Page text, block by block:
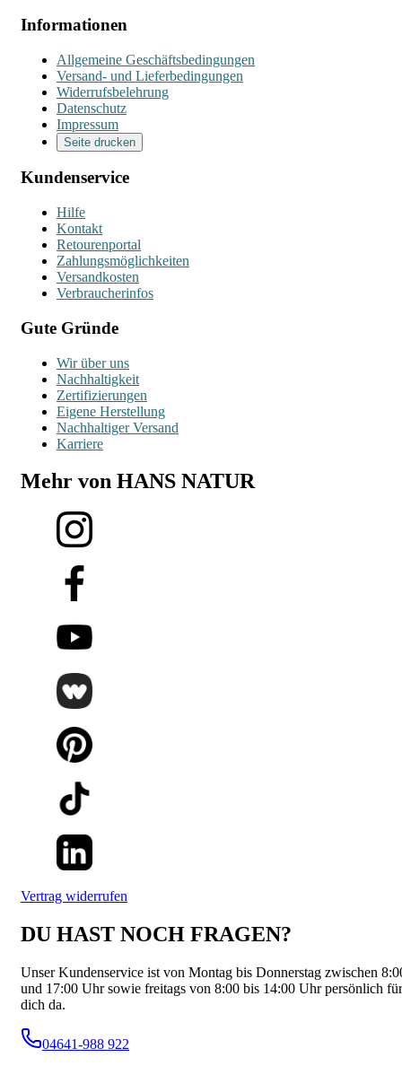
Informationen
Allgemeine Geschäftsbedingungen
Versand- und Lieferbedingungen
Widerrufsbelehrung
Datenschutz
Impressum
Seite drucken
Kundenservice
Hilfe
Kontakt
Retourenportal
Zahlungsmöglichkeiten
Versandkosten
Verbraucherinfos
Gute Gründe
Wir über uns
Nachhaltigkeit
Zertifizierungen
Eigene Herstellung
Nachhaltiger Versand
Karriere
Mehr von HANS NATUR
Vertrag widerrufen
DU HAST NOCH FRAGEN?
Unser Kundenservice ist von Montag bis Donnerstag zwischen
und 17:00 Uhr sowie freitags von 8:00 bis 14:00 Uhr persönlich für
dich da.
04641-988 922